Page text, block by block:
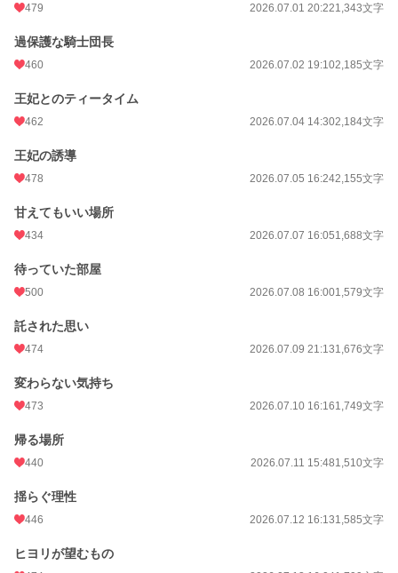
479 2026.07.01 20:221,343文字
過保護な騎士団長
460 2026.07.02 19:102,185文字
王妃とのティータイム
462 2026.07.04 14:302,184文字
王妃の誘導
478 2026.07.05 16:242,155文字
甘えてもいい場所
434 2026.07.07 16:051,688文字
待っていた部屋
500 2026.07.08 16:001,579文字
託された思い
474 2026.07.09 21:131,676文字
変わらない気持ち
473 2026.07.10 16:161,749文字
帰る場所
440 2026.07.11 15:481,510文字
揺らぐ理性
446 2026.07.12 16:131,585文字
ヒヨリが望むもの